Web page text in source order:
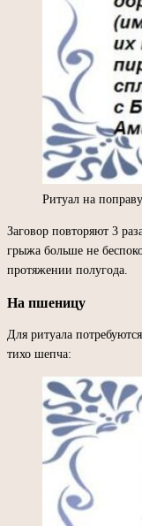
Ритуал на
Заговор повторяют 3
грыжа больше не
протяжении полугода.
На пшеницу
Для ритуала
тихо шепча: